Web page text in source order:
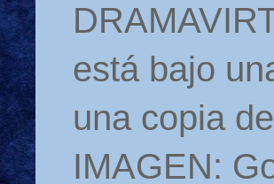
está bajo
una copia
IMAGEN: